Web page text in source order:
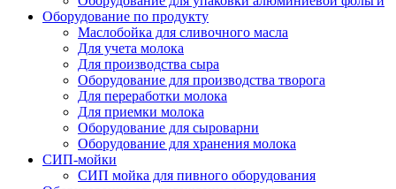
Оборудование по продукту
Маслобойка для сливочного масла
Для учета молока
Для производства сыра
Оборудование для производства творога
Для переработки молока
Для приемки молока
Оборудование для сыроварни
Оборудование для хранения молока
СИП-мойки
СИП мойка для пивного оборудования